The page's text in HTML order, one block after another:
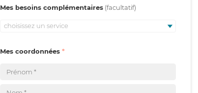
Mes besoins complémentaires
choisissez un service
Mes coordonnées